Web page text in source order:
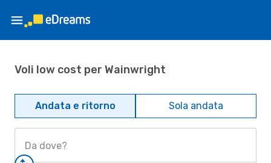
Voli low cost per Wainwright
Andata e ritorno Sola andata
Da dove?